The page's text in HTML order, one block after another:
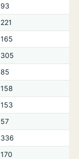
93
221
165
305
85
158
153
57
336
170